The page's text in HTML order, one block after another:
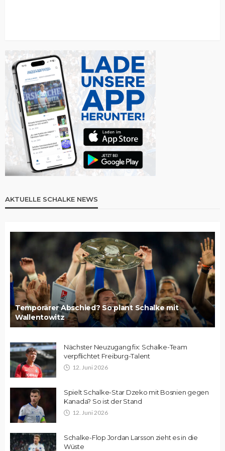
AKTUELLE SCHALKE NEWS
Temporärer Abschied? So plant Schalke mit
Wallentowitz
Nächster Neuzugang fix: Schalke-Team
verpflichtet Freiburg-Talent
12. Juni 2026
Spielt Schalke-Star Dzeko mit Bosnien gegen
Kanada? So ist der Stand
12. Juni 2026
Schalke-Flop Jordan Larsson zieht es in die
Wüste